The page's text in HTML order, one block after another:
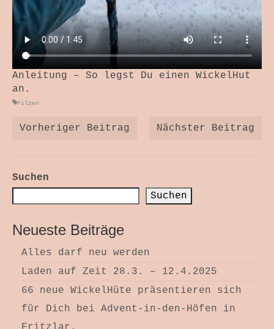
Anleitung – So legst Du einen WickelHut
an.
Filzen
Vorheriger Beitrag Nächster Beitrag
Suchen
Suchen
Neueste Beiträge
Alles darf neu werden
Laden auf Zeit 28.3. – 12.4.2025
66 neue WickelHüte präsentieren sich
für Dich bei Advent-in-den-Höfen in